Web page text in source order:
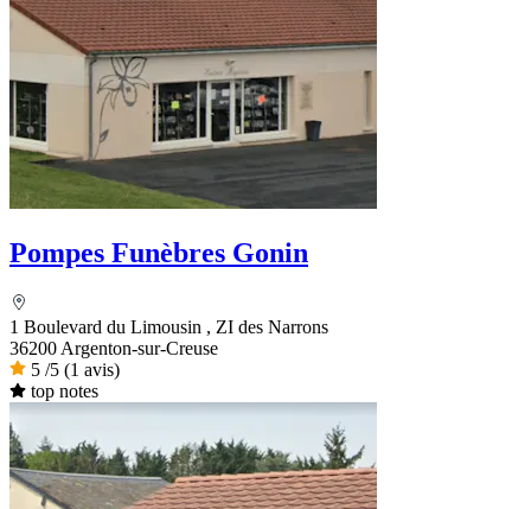
Pompes Funèbres Gonin
1 Boulevard du Limousin , ZI des Narrons
36200 Argenton-sur-Creuse
5 /5 (1 avis)
top notes